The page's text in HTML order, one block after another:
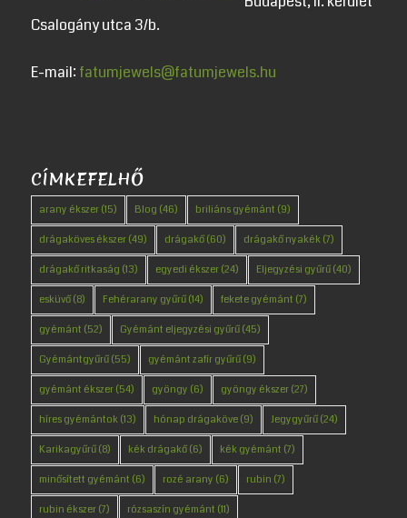
Csalogány utca 3/b.
E-mail: fatumjewels@fatumjewels.hu
CÍMKEFELHŐ
arany ékszer(15) Blog (46) briliáns gyémánt (9)
drágaköves ékszer(49) drágakő(60) drágakő nyakék(7)
drágakő ritkaság (13) egyedi ékszer(24) Eljegyzési gyűrű(40)
esküvő(8) Fehérarany gyűrű(14) fekete gyémánt (7)
gyémánt (52) Gyémánt eljegyzési gyűrű(45)
Gyémántgyűrű(55) gyémánt zafír gyűrű(9)
gyémánt ékszer(54) gyöngy (6) gyöngy ékszer(27)
híres gyémántok(13) hónap drágaköve(9) Jegygyűrű(24)
Karikagyűrű(8) kék drágakő(6) kék gyémánt (7)
minősített gyémánt (6) rozé arany (6) rubin (7)
rubin ékszer(7) rózsaszín gyémánt (11)